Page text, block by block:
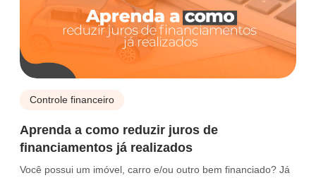
Controle financeiro
Aprenda a como reduzir juros de
financiamentos já realizados
Você possui um imóvel, carro e/ou outro bem financiado? Já